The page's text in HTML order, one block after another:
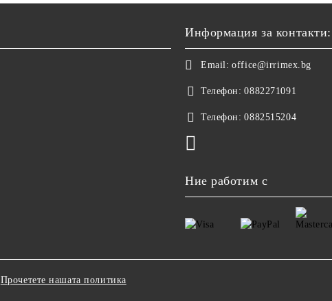
Информация за контакти:
Email: office@irrimex.bg
Телефон: 0882271091
Телефон: 0882515204
Ние работим с
Прочетете нашата политика